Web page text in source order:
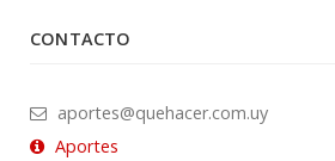
CONTACTO
aportes@quehacer.com.uy
Aportes